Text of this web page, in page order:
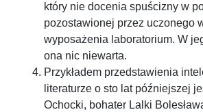
który nie docenia spuścizny w
pozostawionej przez uczonego
wyposażenia laboratorium. W
ona nic niewarta.
Przykładem przedstawienia
literaturze o sto lat późniejszej
Ochocki, bohater Lalki